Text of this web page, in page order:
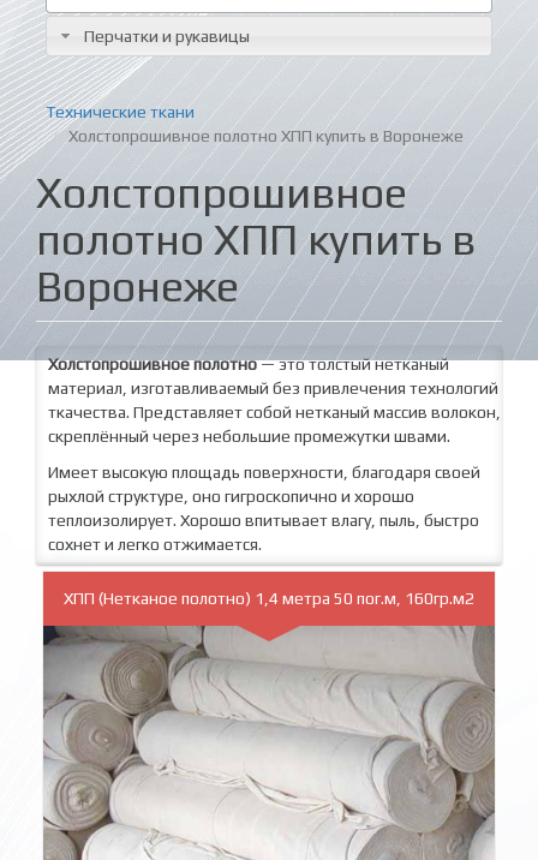
Перчатки и рукавицы
Технические ткани
Холстопрошивное полотно ХПП купить в Воронеже
Холстопрошивное
полотно ХПП купить в
Воронеже
Холстопрошивное полотно— это толстый нетканый
материал, изготавливаемый без привлечения технологий
ткачества. Представляет собой нетканый массив волокон,
скреплённый через небольшие промежутки швами.
Имеет высокую площадь поверхности, благодаря своей
рыхлой структуре, оно гигроскопично и хорошо
теплоизолирует. Хорошо впитывает влагу, пыль, быстро
сохнет и легко отжимается.
ХПП (Нетканое полотно) 1,4 метра 50 пог.м, 160гр.м2